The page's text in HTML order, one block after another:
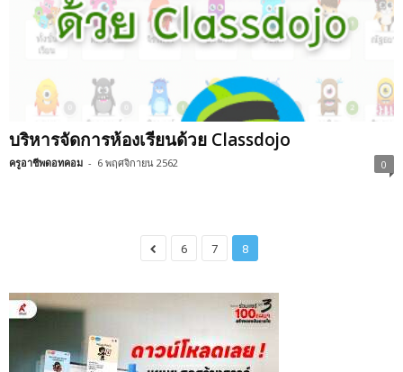
บริหารจัดการห้องเรียนด้วย Classdojo
ครูอาชีพดอทคอม - 6 พฤศจิกายน 2562 0
6 7 8